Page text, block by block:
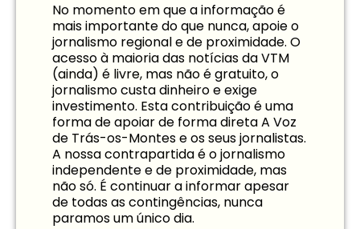
No momento em que a informação é
mais importante do que nunca, apoie o
jornalismo regional e de proximidade. O
acesso à maioria das notícias da VTM
(ainda) é livre, mas não é gratuito, o
jornalismo custa dinheiro e exige
investimento. Esta contribuição é uma
forma de apoiar de forma direta A Voz
de Trás-os-Montes e os seus jornalistas.
A nossa contrapartida é o jornalismo
independente e de proximidade, mas
não só. É continuar a informar apesar
de todas as contingências, nunca
paramos um único dia.